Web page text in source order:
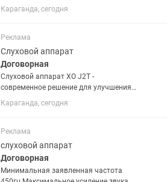
ингаляции. Аппарат в классическом
исполнении и мощностью 3 л/мин
лечения заболеваний дыхательных
путей
Караганда, сегодня
Реклама
Слуховой аппарат
Договорная
Слуховой аппарат ХО J2T -
современное решение для улучшения
качества жизни, обеспечивающее
чёткий звук и долговечную работу.
настройте звук под свои...
Караганда, сегодня
Реклама
слуховой аппарат
Договорная
Минимальная заявленная частота